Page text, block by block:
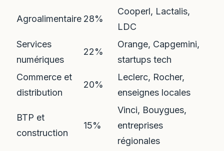
Agroalimentaire 28%
Cooperl, Lactalis,
LDC
Services
numériques
22%
Orange, Capgemini,
startups tech
Commerce et
distribution
20%
Leclerc, Rocher,
enseignes locales
BTP et
construction
15%
Vinci, Bouygues,
entreprises
régionales